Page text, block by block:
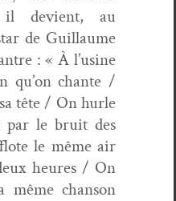
il devient, au
de Guil­laume
: «À l’usine
qu’on chante /
tête / On hurle
par le bruit des
le même air
heures / On
même chan­son